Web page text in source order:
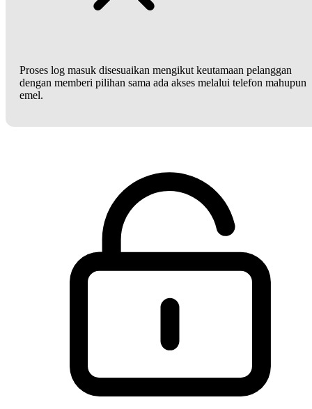
Proses log masuk disesuaikan mengikut keutamaan pelanggan
dengan memberi pilihan sama ada akses melalui telefon mahupun
emel.